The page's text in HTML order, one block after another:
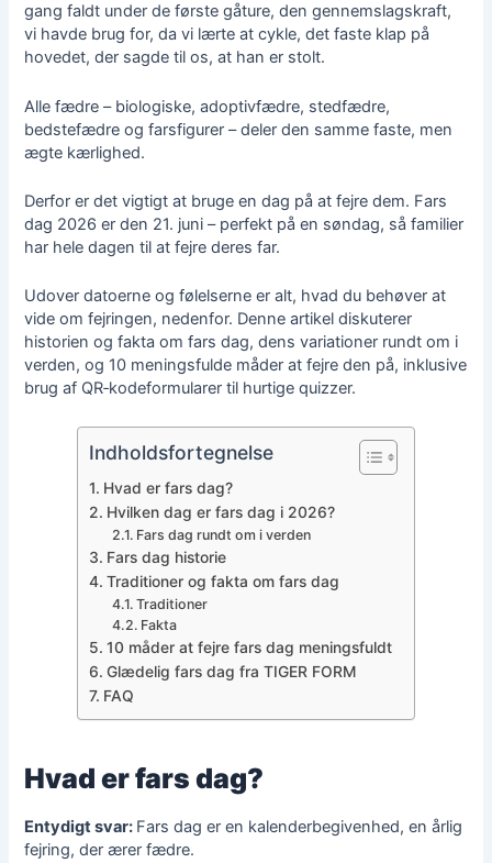
gang faldt under de første gåture, den gennemslagskraft,
vi havde brug for, da vi lærte at cykle, det faste klap på
hovedet, der sagde til os, at han er stolt.
Alle fædre – biologiske, adoptivfædre, stedfædre,
bedstefædre og farsfigurer – deler den samme faste, men
ægte kærlighed.
Derfor er det vigtigt at bruge en dag på at fejre dem. Fars
dag 2026 er den 21. juni – perfekt på en søndag, så familier
har hele dagen til at fejre deres far.
Udover datoerne og følelserne er alt, hvad du behøver at
vide om fejringen, nedenfor. Denne artikel diskuterer
historien og fakta om fars dag, dens variationer rundt om i
verden, og 10 meningsfulde måder at fejre den på, inklusive
brug af QR‑kodeformularer til hurtige quizzer.
Indholdsfortegnelse
Hvad er fars dag?
Hvilken dag er fars dag i 2026?
Fars dag rundt om i verden
Fars dag historie
Traditioner og fakta om fars dag
Traditioner
Fakta
10 måder at fejre fars dag meningsfuldt
Glædelig fars dag fra TIGER FORM
FAQ
Hvad er fars dag?
Entydigt svar: Fars dag er en kalenderbegivenhed, en årlig
fejring, der ærer fædre.